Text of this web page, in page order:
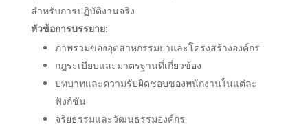
สำหรับการปฏิบัติงานจริง
หัวข้อการบรรยาย:
ภาพรวมของอุตสาหกรรมยาและโครงสร้างองค์กร
กฎระเบียบและมาตรฐานที่เกี่ยวข้อง
บทบาทและความรับผิดชอบของพนักงานในแต่ละ
ฟังก์ชัน
จริยธรรมและวัฒนธรรมองค์กร